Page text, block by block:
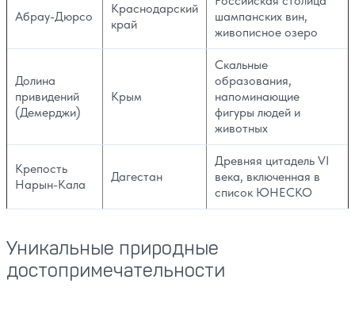
Абрау-Дюрсо
Краснодарский
край
шампанских вин,
живописное озеро
Долина
привидений
(Демерджи)
Крым
Скальные
образования,
напоминающие
фигуры людей и
животных
Крепость
Нарын-Кала
Дагестан
Древняя цитадель VI
века, включенная в
список ЮНЕСКО
Уникальные природные
достопримечательности